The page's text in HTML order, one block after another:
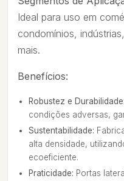
Ideal para uso em
condomínios,
mais.
Benefícios:
Robustez e Durabilidade:
condições adversas,
Sustentabilidade:
alta densidade,
ecoeficiente.
Praticidade: Portas